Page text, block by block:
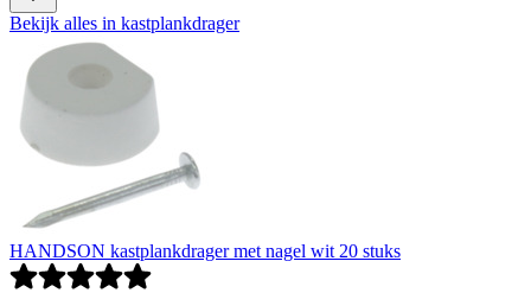
Bekijk alles in kastplankdrager
HANDSON kastplankdrager met nagel wit 20 stuks